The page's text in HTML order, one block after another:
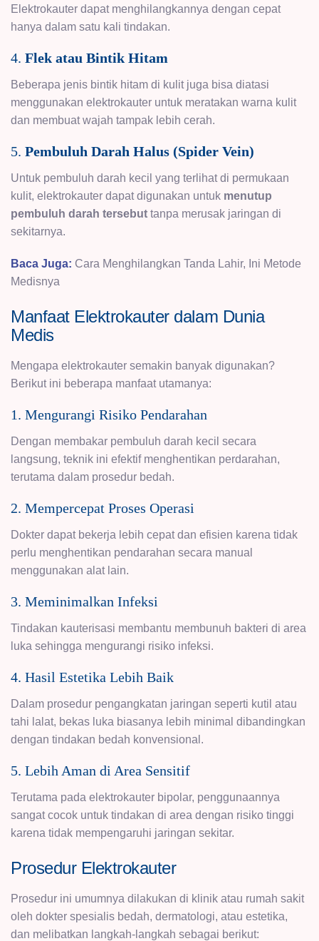
Elektrokauter dapat menghilangkannya dengan cepat
hanya dalam satu kali tindakan.
4. Flek atau Bintik Hitam
Beberapa jenis bintik hitam di kulit juga bisa diatasi
menggunakan elektrokauter untuk meratakan warna kulit
dan membuat wajah tampak lebih cerah.
5. Pembuluh Darah Halus (Spider Vein)
Untuk pembuluh darah kecil yang terlihat di permukaan
kulit, elektrokauter dapat digunakan untuk menutup
pembuluh darah tersebut tanpa merusak jaringan di
sekitarnya.
Baca Juga: Cara Menghilangkan Tanda Lahir, Ini Metode
Medisnya
Manfaat Elektrokauter dalam Dunia
Medis
Mengapa elektrokauter semakin banyak digunakan?
Berikut ini beberapa manfaat utamanya:
1. Mengurangi Risiko Pendarahan
Dengan membakar pembuluh darah kecil secara
langsung, teknik ini efektif menghentikan perdarahan,
terutama dalam prosedur bedah.
2. Mempercepat Proses Operasi
Dokter dapat bekerja lebih cepat dan efisien karena tidak
perlu menghentikan pendarahan secara manual
menggunakan alat lain.
3. Meminimalkan Infeksi
Tindakan kauterisasi membantu membunuh bakteri di area
luka sehingga mengurangi risiko infeksi.
4. Hasil Estetika Lebih Baik
Dalam prosedur pengangkatan jaringan seperti kutil atau
tahi lalat, bekas luka biasanya lebih minimal dibandingkan
dengan tindakan bedah konvensional.
5. Lebih Aman di Area Sensitif
Terutama pada elektrokauter bipolar, penggunaannya
sangat cocok untuk tindakan di area dengan risiko tinggi
karena tidak mempengaruhi jaringan sekitar.
Prosedur Elektrokauter
Prosedur ini umumnya dilakukan di klinik atau rumah sakit
oleh dokter spesialis bedah, dermatologi, atau estetika,
dan melibatkan langkah-langkah sebagai berikut: